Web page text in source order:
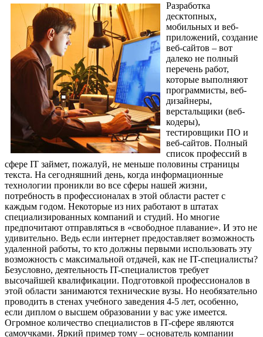
Разработка
десктопных,
мобильных и веб-
приложений, создание
веб-сайтов – вот
далеко не полный
перечень работ,
которые выполняют
программисты, веб-
дизайнеры,
верстальщики (веб-
кодеры),
тестировщики ПО и
веб-сайтов. Полный
список профессий в
сфере IT займет, пожалуй, не меньше половины страницы
текста. На сегодняшний день, когда информационные
технологии проникли во все сферы нашей жизни,
потребность в профессионалах в этой области растет с
каждым годом. Некоторые из них работают в штатах
специализированных компаний и студий. Но многие
предпочитают отправляться в «свободное плавание». И это не
удивительно. Ведь если интернет предоставляет возможность
удаленной работы, то кто должны первыми использовать эту
возможность с максимальной отдачей, как не IT-специалисты?
Безусловно, деятельность IT-специалистов требует
высочайшей квалификации. Подготовкой профессионалов в
этой области занимаются технические вузы. Но необязательно
проводить в стенах учебного заведения 4-5 лет, особенно,
если диплом о высшем образовании у вас уже имеется.
Огромное количество специалистов в IT-сфере являются
самоучками. Яркий пример тому – основатель компании